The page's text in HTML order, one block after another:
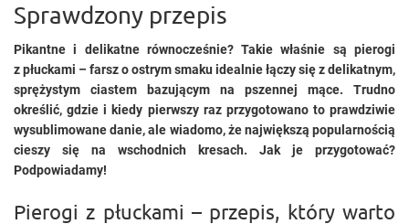
Sprawdzony przepis
Pikantne i delikatne równocześnie? Takie właśnie są pierogi
z płuckami – farsz o ostrym smaku idealnie łączy się z delikatnym,
sprężystym ciastem bazującym na pszennej mące. Trudno
określić, gdzie i kiedy pierwszy raz przygotowano to prawdziwie
wysublimowane danie, ale wiadomo, że największą popularnością
cieszy się na wschodnich kresach. Jak je przygotować?
Podpowiadamy!
Pierogi z płuckami – przepis, który warto